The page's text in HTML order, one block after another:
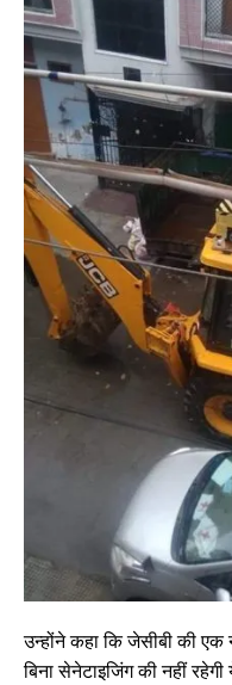
उन्होंने कहा कि जेसीबी की
बिना सेनेटाइजिंग की नहीं रहेगी